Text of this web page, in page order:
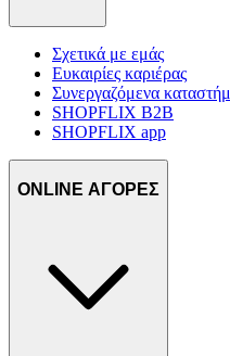
Σχετικά με εμάς
Ευκαιρίες καριέρας
Συνεργαζόμενα
SHOPFLIX B2B
SHOPFLIX app
ONLINE ΑΓΟΡΕΣ